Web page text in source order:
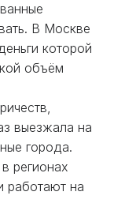
В Москве
которой
объём
выезжала на
города.
регионах
работают на